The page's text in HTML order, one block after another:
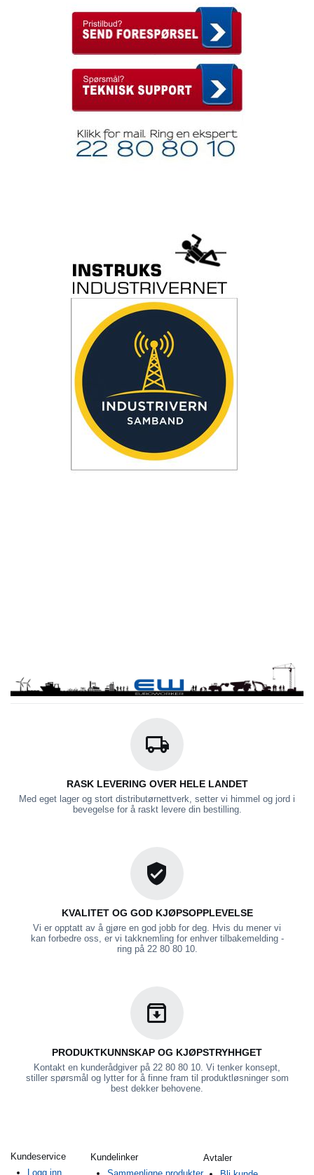
RASK LEVERING OVER HELE LANDET
Med eget lager og stort distributørnettverk, setter vi himmel og jord i
bevegelse for å raskt levere din bestilling.
KVALITET OG GOD KJØPSOPPLEVELSE
Vi er opptatt av å gjøre en god jobb for deg. Hvis du mener vi
kan forbedre oss, er vi takknemling for enhver tilbakemelding -
ring på 22 80 80 10.
PRODUKTKUNNSKAP OG KJØPSTRYHHGET
Kontakt en kunderådgiver på 22 80 80 10. Vi tenker konsept,
stiller spørsmål og lytter for å finne fram til produktløsninger som
best dekker behovene.
Kundeservice
Logg inn
Kundelinker
Avtaler